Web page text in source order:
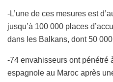
-L’une de ces mesures est
jusqu’à 100 000 places
dans les Balkans, dont 50
-74 envahisseurs ont pénétré
espagnole au Maroc après